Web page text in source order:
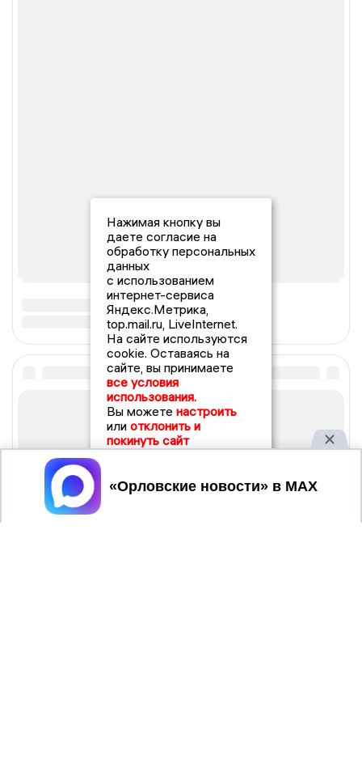
Нажимая кнопку вы
даете согласие на
обработку персональных
данных
с использованием
интернет-сервиса
Яндекс.Метрика,
top.mail.ru, LiveInternet.
На сайте используются
cookie. Оставаясь на
сайте, вы принимаете
все условия
использования.
Вы можете настроить
или отклонить и
покинуть сайт
Принять